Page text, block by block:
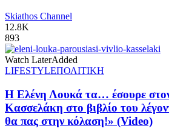
Skiathos Channel
12.8K
893
Watch LaterAdded
LIFESTYLEΠΟΛΙΤΙΚΗ
Η Ελένη Λουκά τα… έσουρε
Κασσελάκη στο βιβλίο του
θα πας στην κόλαση!» (Video)